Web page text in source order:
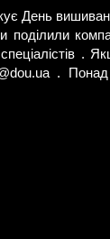
День
поділили
.
. Понад